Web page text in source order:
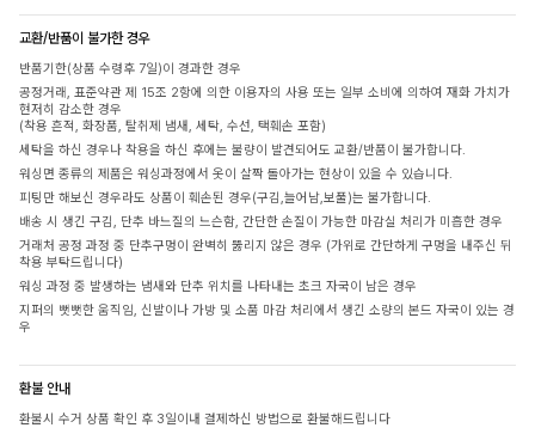
교환/반품이 불가한 경우
반품기한(상품 수령후 7일)이 경과한 경우
공정거래, 표준약관 제 15조 2항에 의한 이용자의 사용 또는 일부 소비에 의하여 재화 가치가
현저히 감소한 경우
(착용 흔적, 화장품, 탈취제 냄새, 세탁, 수선, 택훼손 포함)
세탁을 하신 경우나 착용을 하신 후에는 불량이 발견되어도 교환/반품이 불가합니다.
워싱면 종류의 제품은 워싱과정에서 옷이 살짝 돌아가는 현상이 있을 수 있습니다.
피팅만 해보신 경우라도 상품이 훼손된 경우(구김,늘어남,보풀)는 불가합니다.
배송 시 생긴 구김, 단추 바느질의 느슨함, 간단한 손질이 가능한 마감실 처리가 미흡한 경우
거래처 공정 과정 중 단추구멍이 완벽히 뚫리지 않은 경우 (가위로 간단하게 구멍을 내주신 뒤
착용 부탁드립니다)
워싱 과정 중 발생하는 냄새와 단추 위치를 나타내는 초크 자국이 남은 경우
지퍼의 뻣뻣한 움직임, 신발이나 가방 및 소품 마감 처리에서 생긴 소량의 본드 자국이 있는 경
우
환불 안내
환불시 수거 상품 확인 후 3일이내 결제하신 방법으로 환불해드립니다